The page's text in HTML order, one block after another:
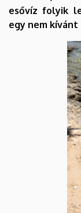
esővíz folyik
egy nem kívánt